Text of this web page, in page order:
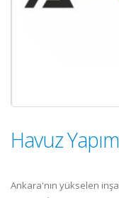
Havuz
Ankara'nın yükselen